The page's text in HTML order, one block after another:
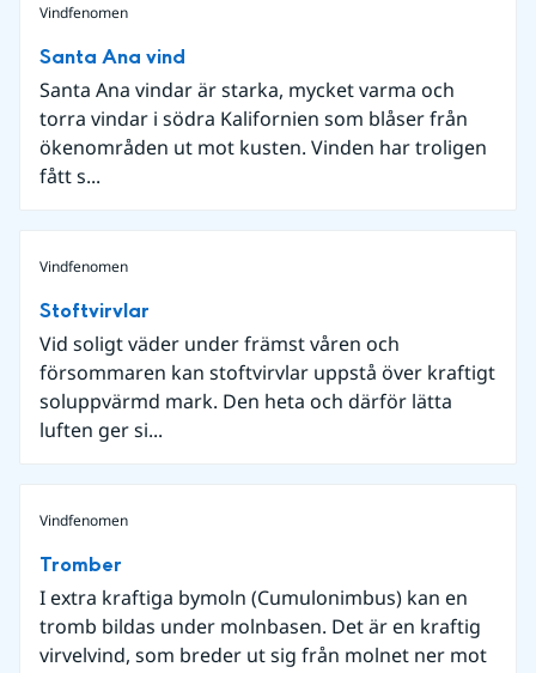
Vindfenomen
Santa Ana vind
Santa Ana vindar är starka, mycket varma och
torra vindar i södra Kalifornien som blåser från
ökenområden ut mot kusten. Vinden har troligen
fått s...
Vindfenomen
Stoftvirvlar
Vid soligt väder under främst våren och
försommaren kan stoftvirvlar uppstå över kraftigt
soluppvärmd mark. Den heta och därför lätta
luften ger si...
Vindfenomen
Tromber
I extra kraftiga bymoln (Cumulonimbus) kan en
tromb bildas under molnbasen. Det är en kraftig
virvelvind, som breder ut sig från molnet ner mot